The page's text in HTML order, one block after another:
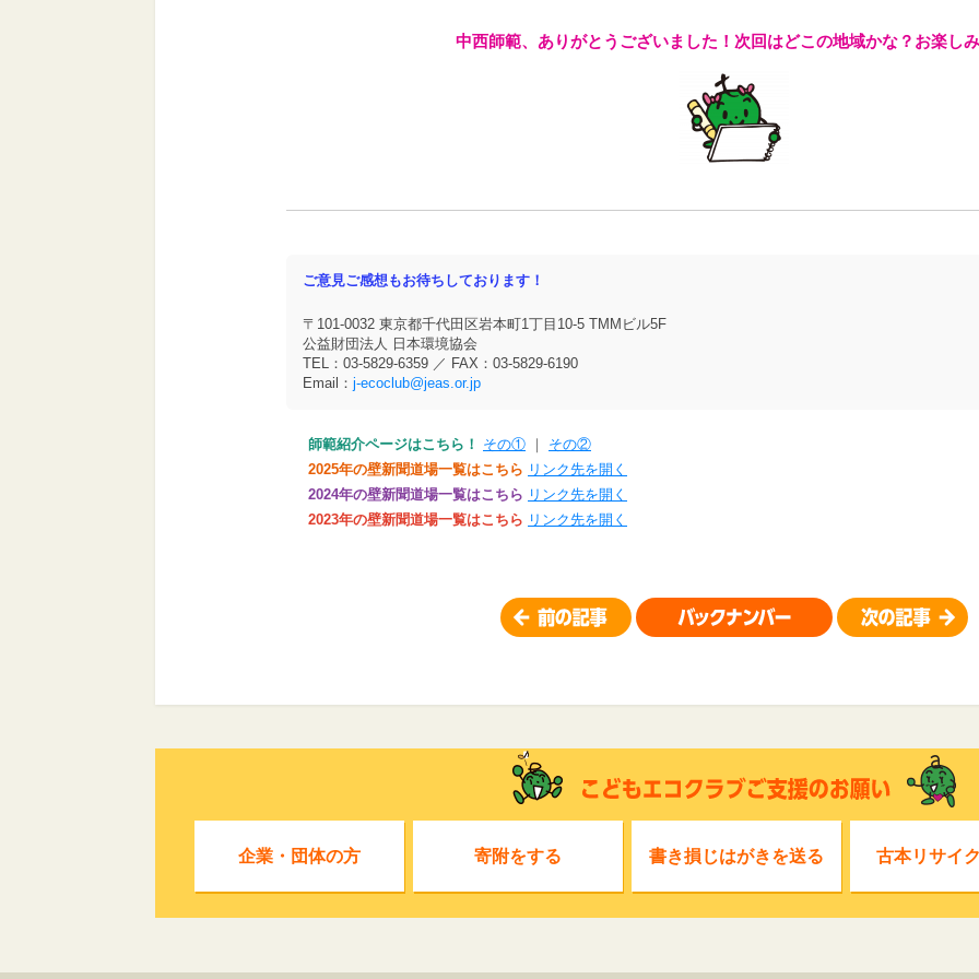
中西師範、ありがとうございました！次回はどこの地域かな？お楽し
ご意見ご感想もお待ちしております！
〒101-0032 東京都千代田区岩本町1丁目10-5 TMMビル5F
公益財団法人 日本環境協会
TEL：03-5829-6359 ／ FAX：03-5829-6190
Email： j-ecoclub@jeas.or.jp
師範紹介ページはこちら！ その① ｜ その②
2025年の壁新聞道場一覧はこちら リンク先を開く
2024年の壁新聞道場一覧はこちら リンク先を開く
2023年の壁新聞道場一覧はこちら リンク先を開く
企業・団体の方 寄附をする 書き損じはがきを送る 古本リサイ